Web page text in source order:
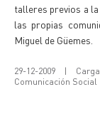
talleres previos a
las propias
Miguel de Güemes.
29-12-2009 |
Comunicación Social